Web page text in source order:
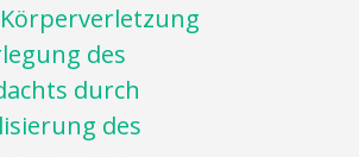
des
durch
des